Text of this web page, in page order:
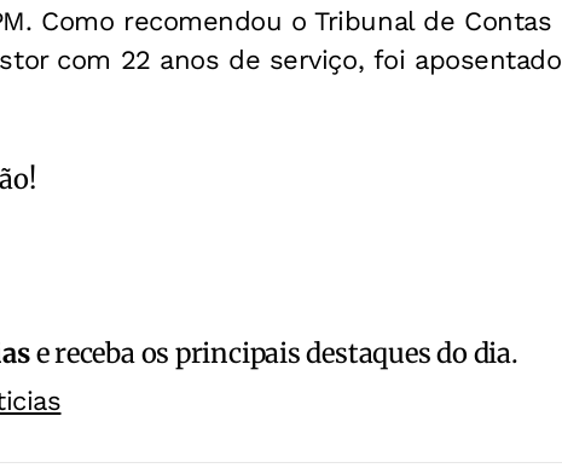
Como recomendou o Tribunal de Contas
com 22 anos de serviço, foi aposentado
e receba os principais destaques do dia.